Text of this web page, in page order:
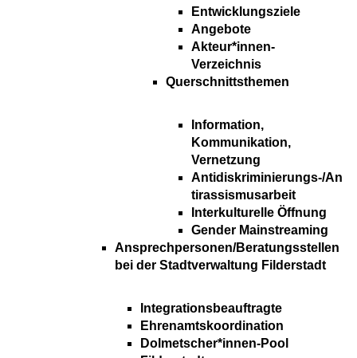
Entwicklungsziele
Angebote
Akteur*innen-
Verzeichnis
Querschnittsthemen
Information,
Kommunikation,
Vernetzung
Antidiskriminierungs-/An
tirassismusarbeit
Interkulturelle Öffnung
Gender Mainstreaming
Ansprechpersonen/Beratungsstellen
bei der Stadtverwaltung Filderstadt
Integrationsbeauftragte
Ehrenamtskoordination
Dolmetscher*innen-Pool